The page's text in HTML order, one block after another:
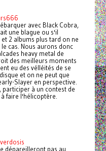
avec Black Cobra,
une blague ou s'il
2 albums plus tard on ne
cas. Nous aurons donc
heavy metal de
des meilleurs moments
eu des vélléités de se
et on ne peut que
Slayer en perspective.
à un contest de
faire l'hélicoptère.
dépareilleront pas au